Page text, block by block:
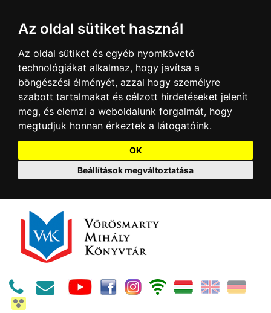
Az oldal sütiket használ
Az oldal sütiket és egyéb nyomkövető
technológiákat alkalmaz, hogy javítsa a
böngészési élményét, azzal hogy személyre
szabott tartalmakat és célzott hirdetéseket jelenít
meg, és elemzi a weboldalunk forgalmát, hogy
megtudjuk honnan érkeztek a látogatóink.
OK
Beállítások megváltoztatása